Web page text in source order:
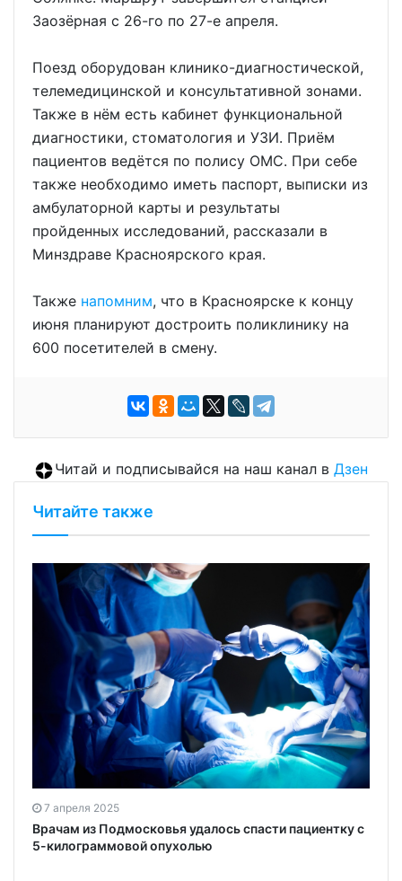
Заозёрная с 26-го по 27-е апреля.
Поезд оборудован клинико-диагностической,
телемедицинской и консультативной зонами.
Также в нём есть кабинет функциональной
диагностики, стоматология и УЗИ. Приём
пациентов ведётся по полису ОМС. При себе
также необходимо иметь паспорт, выписки из
амбулаторной карты и результаты
пройденных исследований, рассказали в
Минздраве Красноярского края.
Также напомним, что в Красноярске к концу
июня планируют достроить поликлинику на
600 посетителей в смену.
Читай и подписывайся на наш канал в Дзен
Читайте также
7 апреля 2025
Врачам из Подмосковья удалось спасти пациентку с
5-килограммовой опухолью